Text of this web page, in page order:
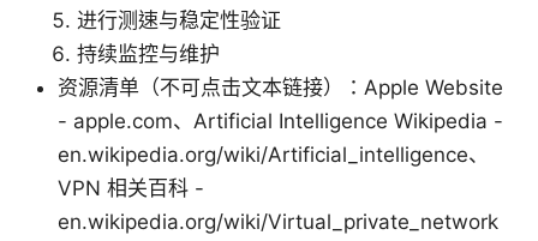
进行测速与稳定性验证
持续监控与维护
资源清单（不可点击文本链接）：Apple Website
- apple.com、Artificial Intelligence Wikipedia -
en.wikipedia.org/wiki/Artificial_intelligence、
VPN 相关百科 -
en.wikipedia.org/wiki/Virtual_private_network